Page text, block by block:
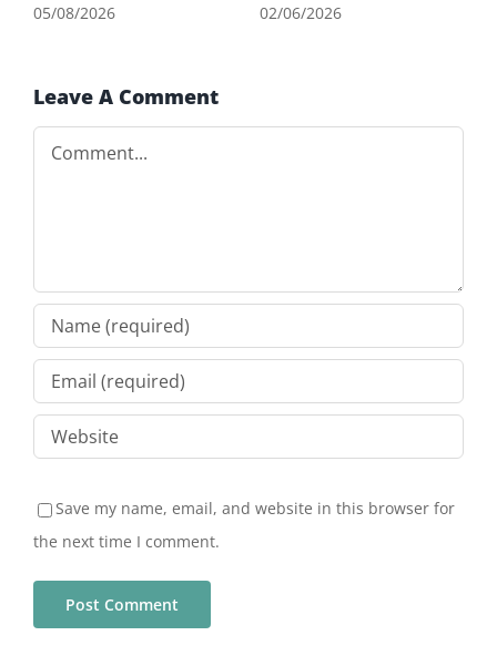
05/08/2026 02/06/2026
Leave A Comment
Comment
Save my name, email, and website in this browser for
the next time I comment.